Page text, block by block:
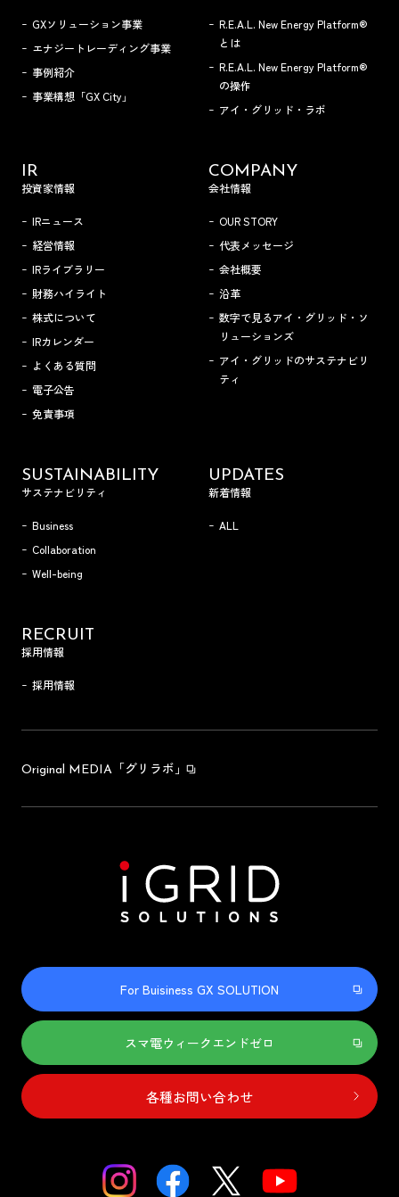
GXソリューション事業
エナジートレーディング事業
事例紹介
事業構想「GX City」
R.E.A.L. New Energy Platform®
とは
R.E.A.L. New Energy Platform®
の操作
アイ・グリッド・ラボ
IR
投資家情報
IRニュース
経営情報
IRライブラリー
財務ハイライト
株式について
IRカレンダー
よくある質問
電子公告
免責事項
COMPANY
会社情報
OUR STORY
代表メッセージ
会社概要
沿革
数字で見るアイ・グリッド・ソ
リューションズ
アイ・グリッドのサステナビリ
ティ
SUSTAINABILITY
サステナビリティ
Business
Collaboration
Well-being
UPDATES
新着情報
ALL
RECRUIT
採用情報
採用情報
Original MEDIA 「グリラボ」
For Buisiness GX SOLUTION
スマ電ウィークエンドゼロ
各種お問い合わせ